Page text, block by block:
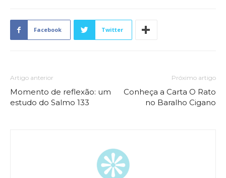
Facebook Twitter
Artigo anterior
Momento de reflexão: um
estudo do Salmo 133
Próximo artigo
Conheça a Carta O Rato
no Baralho Cigano